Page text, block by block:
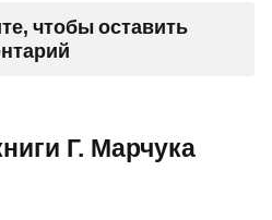
чтобы оставить
Г. Марчука